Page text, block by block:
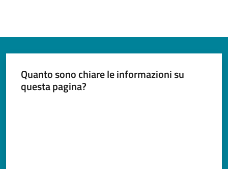
Quanto sono chiare le informazioni su
questa pagina?